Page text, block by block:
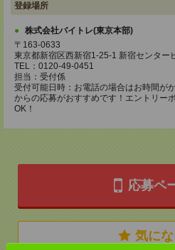
登録場所
株式会社バイトレ(東京本部)
〒163-0633
東京都新宿区西新宿1-25-1 新宿センター
TEL：0120-49-0451
担当：受付係
受付可能日時：お電話の場合はお時間が
からの応募がおすすめです！エントリー
OK！
応募ペ
気にな